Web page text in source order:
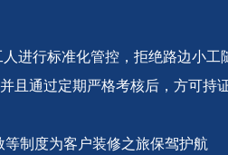
进行标准化管控，拒绝路边小工
且通过定期严格考核后，方可持证
制度为客户装修之旅保驾护航